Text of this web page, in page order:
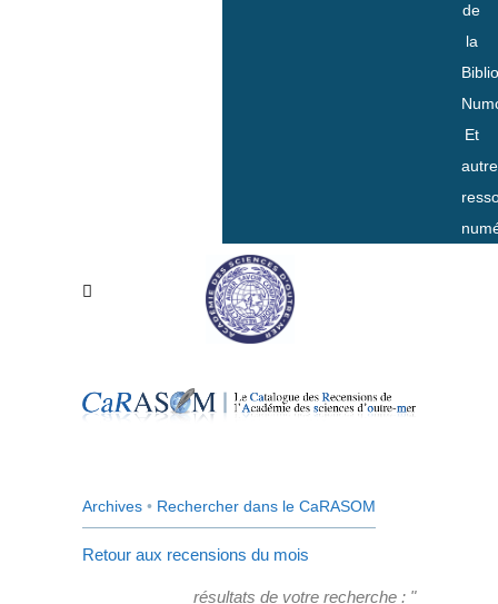
de
la
Et
Archives • Rechercher dans le CaRASOM
Retour aux recensions du mois
résultats de votre recherche : "